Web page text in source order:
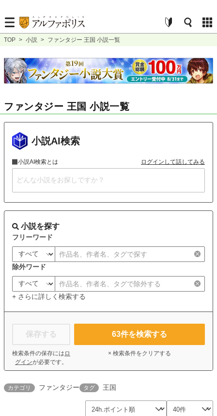
TOP > 小説 > ファンタジー 王国 小説一覧
ファンタジー 王国 小説一覧
小説AI検索
小説AI検索とは ログインして話してみる
小説を探す
フリーワード
除外ワード
+ さらに詳しく検索する
保存する
検索条件の保存には ロ
グインが必要です。
63件を検索する
× 検索条件をクリアする
カテゴリ ファンタジー タグ 王国